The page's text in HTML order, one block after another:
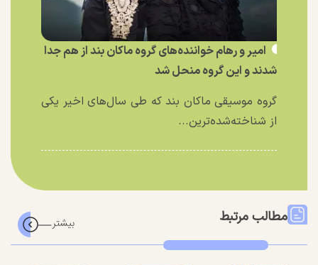
امیر و رهام خواننده‌های گروه ماکان بند از هم جدا
شدند و این گروه منحل شد
گروه موسیقی ماکان بند که طی سال‌های اخیر یکی
از شناخته‌شده‌ترین...
مطالب مرتبط